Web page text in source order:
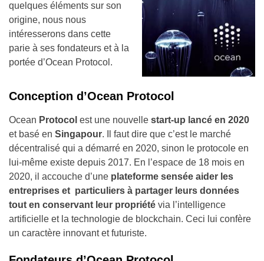
quelques éléments sur son
origine, nous nous
intéresserons dans cette
parie à ses fondateurs et à la
portée d’Ocean Protocol.
Conception d’Ocean Protocol
Ocean Protocol est une nouvelle start-up lancé en 2020
et basé en Singapour. Il faut dire que c’est le marché
décentralisé qui a démarré en 2020, sinon le protocole en
lui-même existe depuis 2017. En l’espace de 18 mois en
2020, il accouche d’une plateforme sensée aider les
entreprises et particuliers à partager leurs données
tout en conservant leur propriété via l’intelligence
artificielle et la technologie de blockchain. Ceci lui confère
un caractère innovant et futuriste.